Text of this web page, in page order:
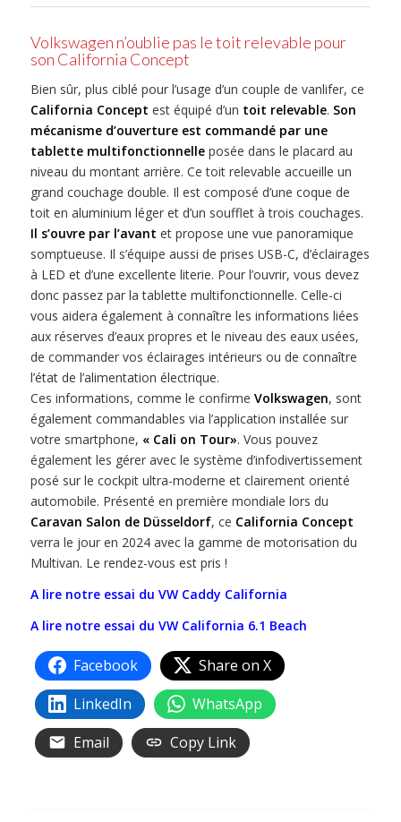
Volkswagen n’oublie pas le toit relevable pour
son California Concept
Bien sûr, plus ciblé pour l’usage d’un couple de vanlifer, ce
California Concept est équipé d’un toit relevable. Son
mécanisme d’ouverture est commandé par une
tablette multifonctionnelleposée dans le placard au
niveau du montant arrière. Ce toit relevable accueille un
grand couchage double. Il est composé d’une coque de
toit en aluminium léger et d’un soufflet à trois couchages.
Il s’ouvre par l’avant et propose une vue panoramique
somptueuse. Il s’équipe aussi de prises USB-C, d’éclairages
à LED et d’une excellente literie. Pour l’ouvrir, vous devez
donc passez par la tablette multifonctionnelle. Celle-ci
vous aidera également à connaître les informations liées
aux réserves d’eaux propres et le niveau des eaux usées,
de commander vos éclairages intérieurs ou de connaître
l’état de l’alimentation électrique.
Ces informations, comme le confirme Volkswagen, sont
également commandables via l’application installée sur
votre smartphone, « Cali on Tour». Vous pouvez
également les gérer avec le système d’infodivertissement
posé sur le cockpit ultra-moderne et clairement orienté
automobile. Présenté en première mondiale lors du
Caravan Salon de Düsseldorf, ce California Concept
verra le jour en 2024 avec la gamme de motorisation du
Multivan. Le rendez-vous est pris !
A lire notre essai du VW Caddy California
A lire notre essai du VW California 6.1 Beach
Facebook
Share on X
LinkedIn
WhatsApp
Email
Copy Link